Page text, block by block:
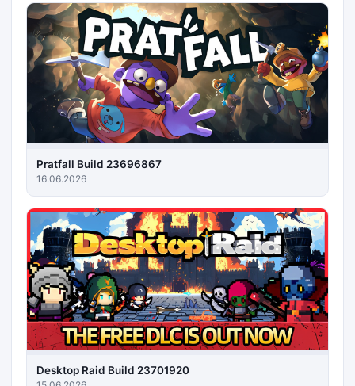
Pratfall Build 23696867
16.06.2026
Desktop Raid Build 23701920